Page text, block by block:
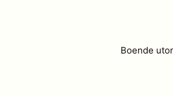
Boende